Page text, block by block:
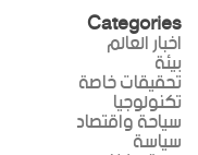
Categories
اخبار العالم
بيئة
تحقيقات خاصة
تكنولوجيا
سياحة واقتصاد
سياسة